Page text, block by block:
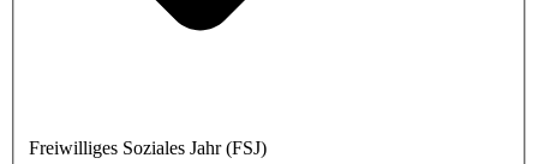
Freiwilliges Soziales Jahr (FSJ)